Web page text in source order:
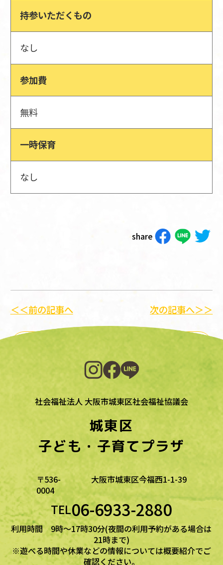
持参いただくもの
なし
参加費
無料
一時保育
なし
share
＜＜前の記事へ 次の記事へ＞＞
社会福祉法人 大阪市城東区社会福祉協議会
城東区
子ども・子育てプラザ
〒536-
0004
大阪市城東区今福西1-1-39
TEL06-6933-2880
利用時間 9時～17時30分(夜間の利用予約がある場合は
21時まで)
※遊べる時間や休業などの情報については概要紹介でご
確認ください。